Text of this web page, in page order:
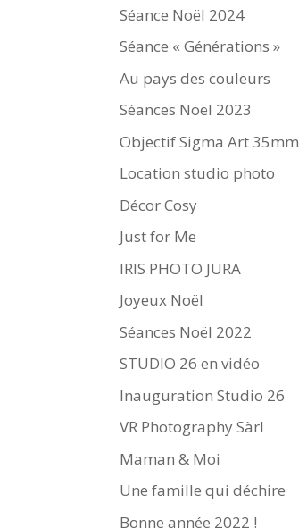
Séance Noël 2024
Séance « Générations »
Au pays des couleurs
Séances Noël 2023
Objectif Sigma Art 35mm
Location studio photo
Décor Cosy
Just for Me
IRIS PHOTO JURA
Joyeux Noël
Séances Noël 2022
STUDIO 26 en vidéo
Inauguration Studio 26
VR Photography Sàrl
Maman & Moi
Une famille qui déchire
Bonne année 2022 !